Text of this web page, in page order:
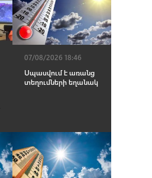
07/08/2026 18:46
Սպասվում է առանց
տեղումների եղանակ